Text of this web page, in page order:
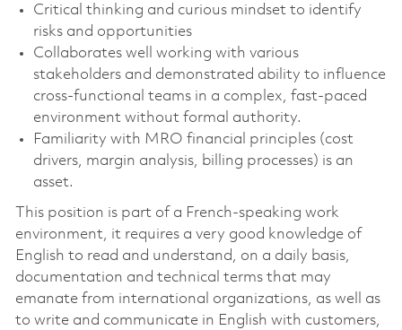
Critical thinking and curious mindset to identify
risks and opportunities
Collaborates well working with various
stakeholders and demonstrated ability to influence
cross-functional teams in a complex, fast-paced
environment without formal authority.
Familiarity with MRO financial principles (cost
drivers, margin analysis, billing processes) is an
asset.
This position is part of a French-speaking work
environment, it requires a very good knowledge of
English to read and understand, on a daily basis,
documentation and technical terms that may
emanate from international organizations, as well as
to write and communicate in English with customers,